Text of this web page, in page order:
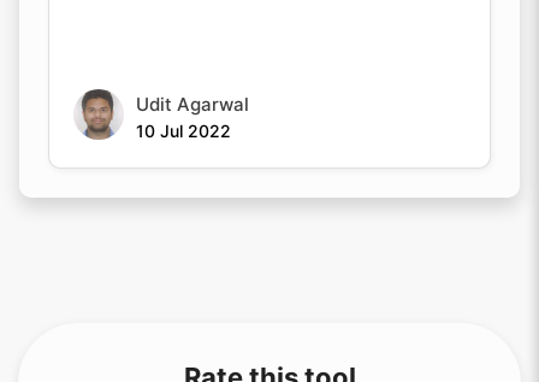
Udit Agarwal
10 Jul 2022